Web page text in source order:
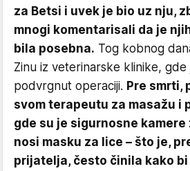
za Betsi i uvek je bio uz nju,
mnogi komentarisali da je
bila posebna. Tog kobnog
Zinu iz veterinarske klinike, gde
podvrgnut operaciji. Pre smrti,
svom terapeutu za masažu i
gde su je sigurnosne
nosi masku za lice – što je,
prijatelja, često činila kako